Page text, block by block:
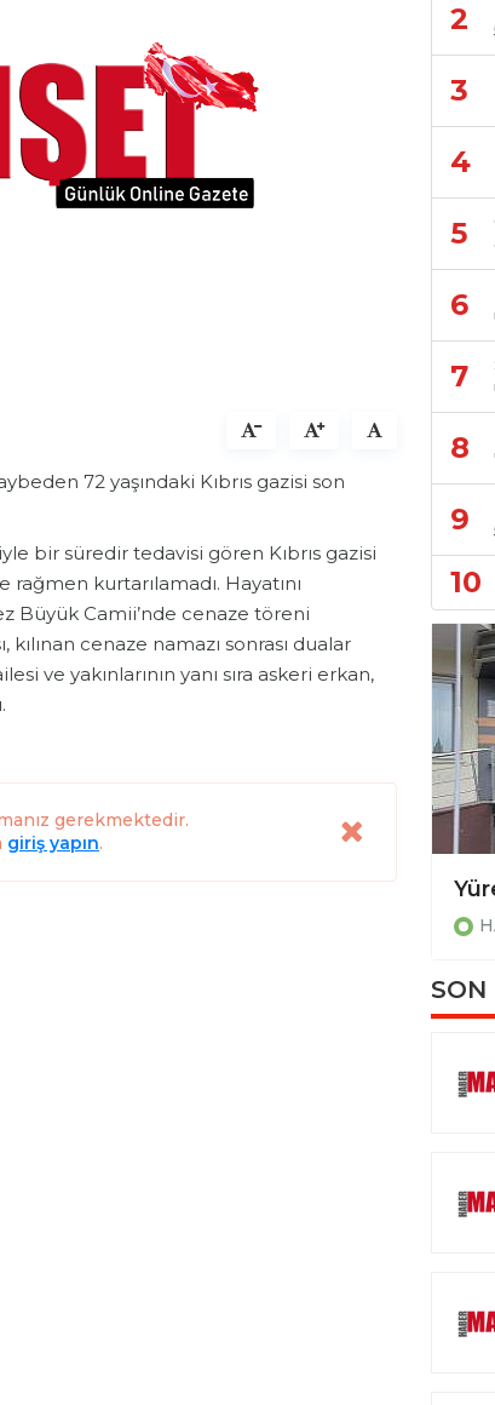
72 yaşındaki Kıbrıs gazisi son
bir süredir tedavisi gören Kıbrıs gazisi
kurtarılamadı. Hayatını
Büyük Camii’nde cenaze töreni
kılınan cenaze namazı sonrası dualar
ve yakınlarının yanı sıra askeri erkan,
gerekmektedir.
giriş yapın.
2
3
4
5
6
7
8
9
10
Sivas’ta 200 şehit yakını tatile uğurlandı
SON